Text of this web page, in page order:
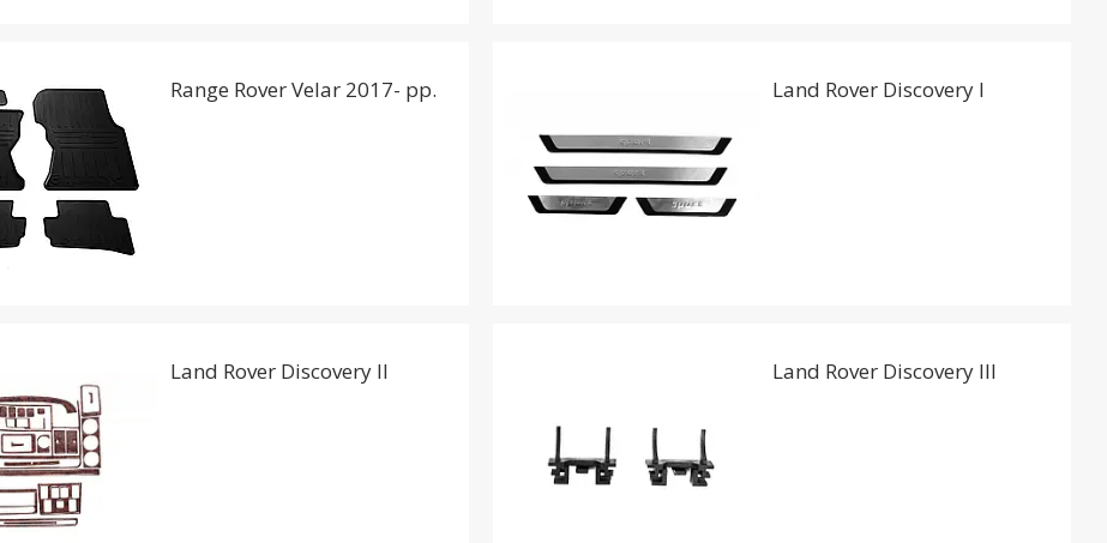
Range Rover Velar 2017- рр. Land Rover Discovery I
Land Rover Discovery II Land Rover Discovery III